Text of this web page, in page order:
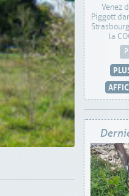
Venez
Piggott
la